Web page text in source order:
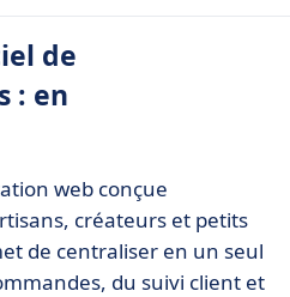
de
: en
web conçue
créateurs et petits
de centraliser en un seul
du suivi client et